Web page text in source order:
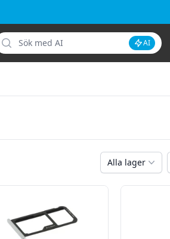
AI
Alla lager